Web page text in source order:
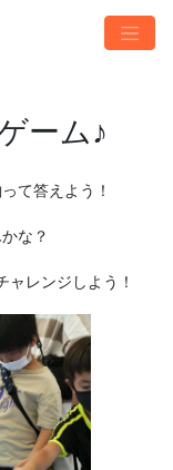
ーム♪
て答えよう！
な？
ャレンジしよう！